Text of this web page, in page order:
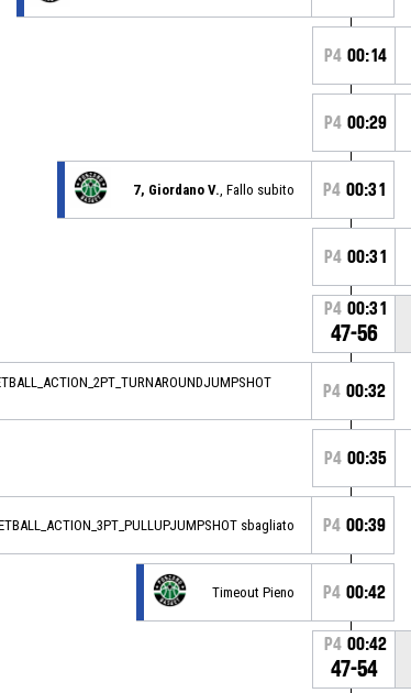
P4 00:14
P4 00:29
7, Giordano V. , Fallo subito P4 00:31
P4 00:31
P4 00:31
47-56
P4 00:32
P4 00:35
sbagliato P4 00:39
Timeout Pieno P4 00:42
P4 00:42
47-54